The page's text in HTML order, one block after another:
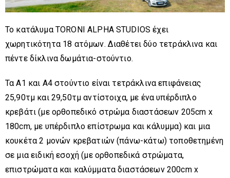
Το κατάλυμα TORONI ALPHA STUDIOS έχει
χωρητικότητα 18 ατόμων. Διαθέτει δύο τετράκλινα και
πέντε δίκλινα δωμάτια-στούντιο.
Τα Α1 και Α4 στούντιο είναι τετράκλινα επιφάνειας
25,90τμ και 29,50τμ αντίστοιχα, με ένα υπέρδιπλο
κρεβάτι (με ορθοπεδικό στρώμα διαστάσεων 205cm x
180cm, με υπέρδιπλο επίστρωμα και κάλυμμα) και μια
κουκέτα 2 μονών κρεβατιών (πάνω-κάτω) τοποθετημένη
σε μια ειδική εσοχή (με ορθοπεδικά στρώματα,
επιστρώματα και καλύμματα διαστάσεων 200cm x